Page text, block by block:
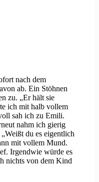
nach dem
ab. Ein Stöhnen
zu. „Er hält sie
ich mit halb vollem
sah ich zu Emili.
nahm ich gierig
du es eigentlich
mit vollem Mund.
Irgendwie würde es
nichts von dem Kind